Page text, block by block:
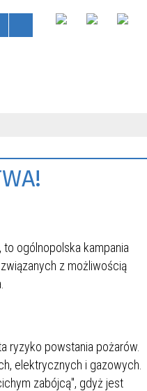
ogólnopolska kampania
z możliwością
ryzyko powstania pożarów.
elektrycznych i gazowych.
zabójcą", gdyż jest